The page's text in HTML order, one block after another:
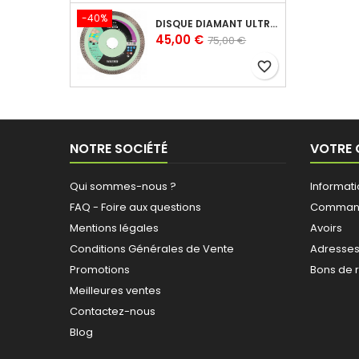
-40% DISQUE DIAMANT ULTRA CERAM POUR CÉRAMIQUE 125X10X22,23 MM
Prix
45,00 € Prix
75,00 €
favorite_border
NOTRE SOCIÉTÉ
Qui sommes-nous ?
FAQ - Foire aux questions
Mentions légales
Conditions Générales de Vente
Promotions
Meilleures ventes
Contactez-nous
Blog
VOTRE
Avoirs
Adresses
Bons de